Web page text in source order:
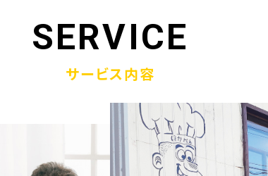
「ウラオモテのある電話帳」がメディアに紹介されまし
SERVICE
サービス内容